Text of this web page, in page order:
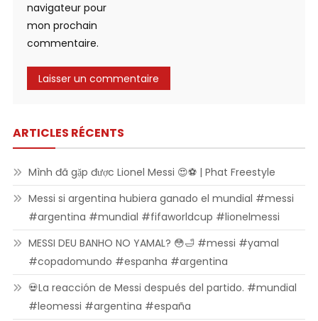
navigateur pour
mon prochain
commentaire.
ARTICLES RÉCENTS
Mình đã gặp được Lionel Messi 😍⚽ | Phat Freestyle
Messi si argentina hubiera ganado el mundial #messi
#argentina #mundial #fifaworldcup #lionelmessi
MESSI DEU BANHO NO YAMAL? 😳🛁 #messi #yamal
#copadomundo #espanha #argentina
💀La reacción de Messi después del partido. #mundial
#leomessi #argentina #españa